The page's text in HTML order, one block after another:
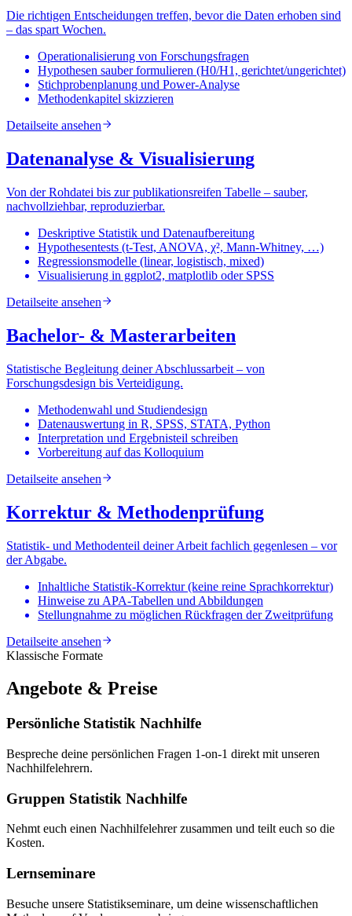
Die richtigen Entscheidungen treffen, bevor die Daten erhoben sind
– das spart Wochen.
Operationalisierung von Forschungsfragen
Hypothesen sauber formulieren (H0/H1, gerichtet/ungerichtet)
Stichprobenplanung und Power-Analyse
Methodenkapitel skizzieren
Detailseite ansehen
Datenanalyse & Visualisierung
Von der Rohdatei bis zur publikationsreifen Tabelle – sauber,
nachvollziehbar, reproduzierbar.
Deskriptive Statistik und Datenaufbereitung
Hypothesentests (t-Test, ANOVA, χ², Mann-Whitney, …)
Regressionsmodelle (linear, logistisch, mixed)
Visualisierung in ggplot2, matplotlib oder SPSS
Detailseite ansehen
Bachelor- & Masterarbeiten
Statistische Begleitung deiner Abschlussarbeit – von
Forschungsdesign bis Verteidigung.
Methodenwahl und Studiendesign
Datenauswertung in R, SPSS, STATA, Python
Interpretation und Ergebnisteil schreiben
Vorbereitung auf das Kolloquium
Detailseite ansehen
Korrektur & Methodenprüfung
Statistik- und Methodenteil deiner Arbeit fachlich gegenlesen – vor
der Abgabe.
Inhaltliche Statistik-Korrektur (keine reine Sprachkorrektur)
Hinweise zu APA-Tabellen und Abbildungen
Stellungnahme zu möglichen Rückfragen der Zweitprüfung
Detailseite ansehen
Klassische Formate
Angebote & Preise
Persönliche Statistik Nachhilfe
Bespreche deine persönlichen Fragen 1-on-1 direkt mit unseren
Nachhilfelehrern.
Gruppen Statistik Nachhilfe
Nehmt euch einen Nachhilfelehrer zusammen und teilt euch so die
Kosten.
Lernseminare
Besuche unsere Statistikseminare, um deine wissenschaftlichen